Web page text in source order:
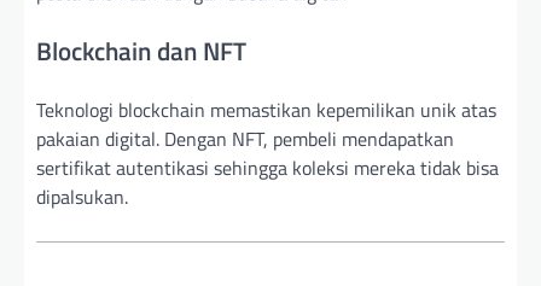
Blockchain dan NFT
Teknologi blockchain memastikan kepemilikan unik atas
pakaian digital. Dengan NFT, pembeli mendapatkan
sertifikat autentikasi sehingga koleksi mereka tidak bisa
dipalsukan.